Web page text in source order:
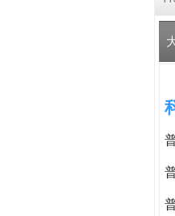
r
r